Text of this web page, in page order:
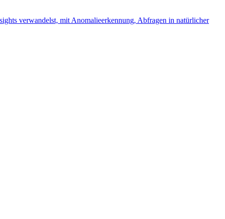
verwandelst, mit Anomalieerkennung, Abfragen in natürlicher